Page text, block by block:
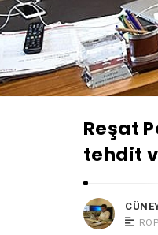
Reşat
tehdit